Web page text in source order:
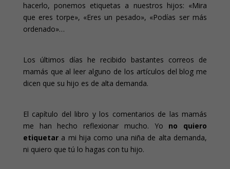
hacerlo, ponemos etiquetas a nuestros hijos: «Mira
que eres torpe», «Eres un pesado», «Podías ser más
ordenado»…
Los últimos días he recibido bastantes correos de
mamás que al leer alguno de los artículos del blog me
dicen que su hijo es de alta demanda.
El capítulo del libro y los comentarios de las mamás
me han hecho reflexionar mucho. Yo no quiero
etiquetara mi hija como una niña de alta demanda,
ni quiero que tú lo hagas con tu hijo.